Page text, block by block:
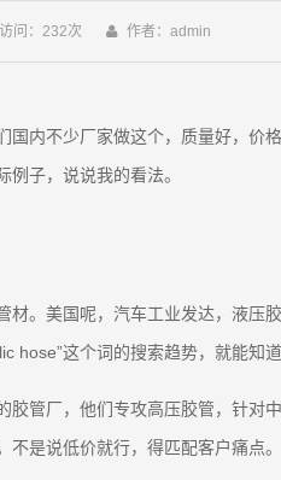
访问：232次 作者：admin
内不少厂家做这个，质量好，价
子，说说我的看法。
。美国呢，汽车工业发达，液压
这个词的搜索趋势，就能知道
管厂，他们专攻高压胶管，针对
是说低价就行，得匹配客户痛点